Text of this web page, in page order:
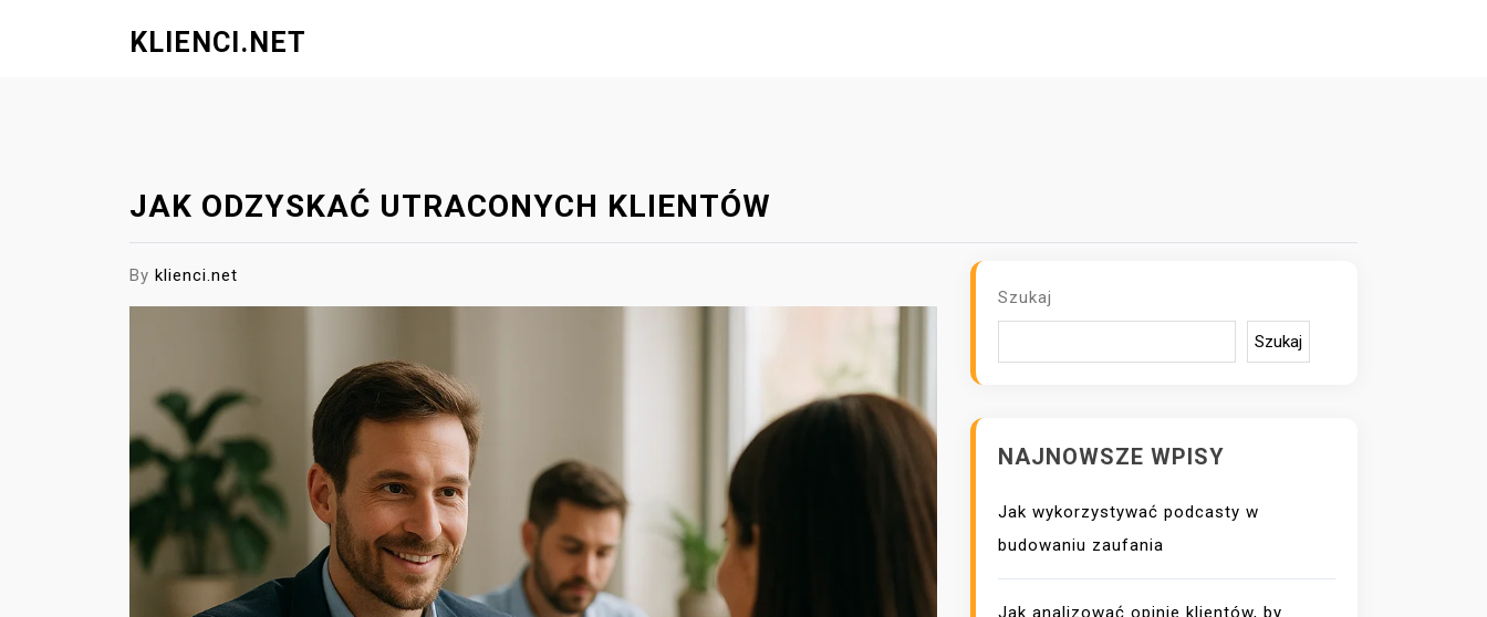
KLIENCI.NET
JAK ODZYSKAĆ UTRACONYCH KLIENTÓW
By klienci.net
Szukaj
Szukaj
NAJNOWSZE WPISY
Jak wykorzystywać podcasty w
budowaniu zaufania
Jak analizować opinie klientów, by